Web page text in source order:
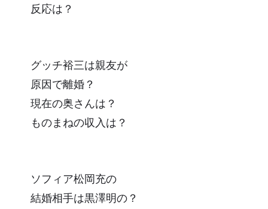
反応は？
グッチ裕三は親友が
原因で離婚？
現在の奥さんは？
ものまねの収入は？
ソフィア松岡充の
結婚相手は黒澤明の？